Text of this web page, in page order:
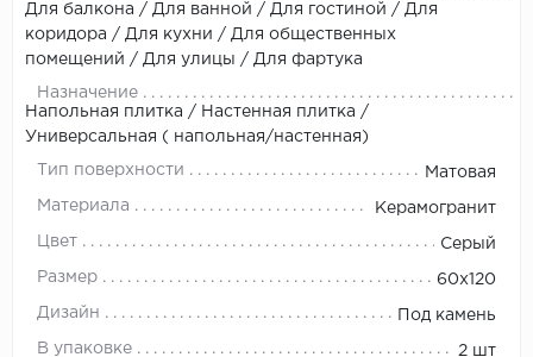
Для балкона / Для ванной / Для гостиной / Для
коридора / Для кухни / Для общественных
помещений / Для улицы / Для фартука
Назначение
Напольная плитка / Настенная плитка /
Универсальная ( напольная/настенная)
Тип поверхности Матовая
Материала Керамогранит
Цвет Серый
Размер 60x120
Дизайн Под камень
В упаковке 2 шт